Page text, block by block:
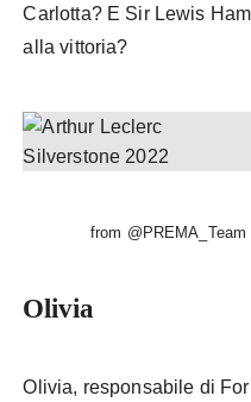
Carlotta? E Sir Lewis
alla vittoria?
from
Olivia
Olivia, responsabile di